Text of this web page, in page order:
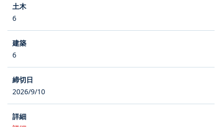
6
6
2026/9/10